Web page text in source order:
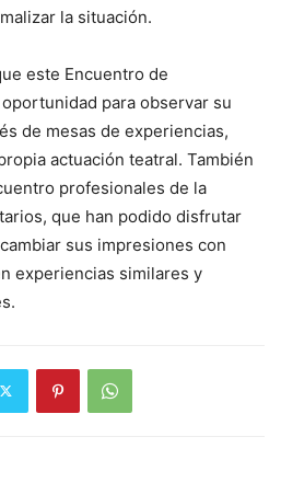
la situación.
este Encuentro de
para observar su
de mesas de experiencias,
actuación teatral. También
profesionales de la
que han podido disfrutar
sus impresiones con
experiencias similares y